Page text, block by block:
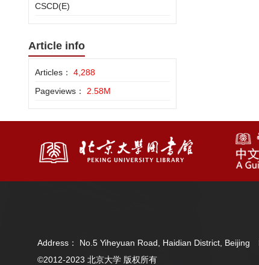
CSCD(E)
Article info
Articles： 4,288
Pageviews： 2.58M
Address： No.5 Yiheyuan Road, Haidian District, Beijing
©2012-2023 北京大学 版权所有